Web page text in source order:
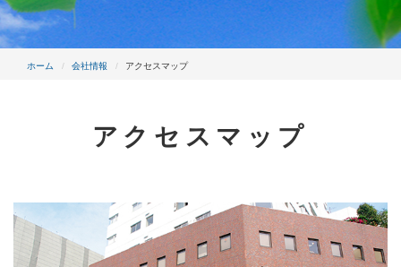
ホーム 会社情報 アクセスマップ
アクセスマップ